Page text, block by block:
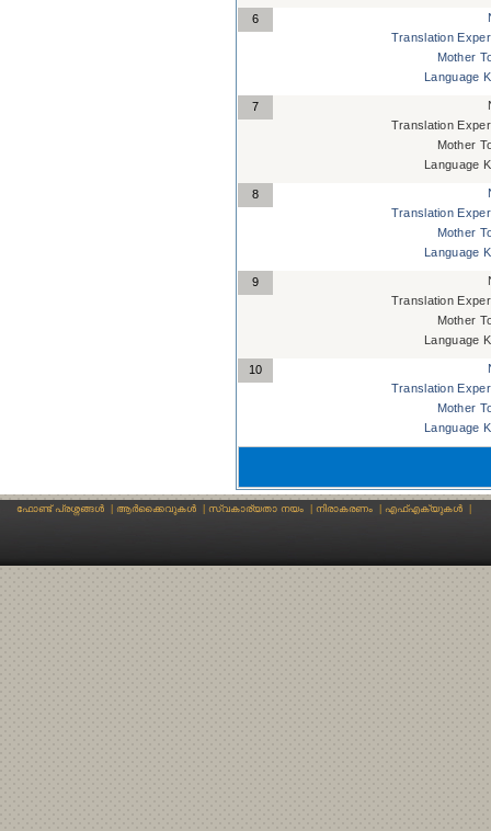
6
Translation
Mother
Language
7
Translation
Mother
Language
8
Translation
Mother
Language
9
Translation
Mother
Language
10
Translation
Mother
Language
ഫോണ്ട് പ്രശ്നങ്ങള്‍ ആര്‍ക്കൈവുകള്‍ സ്വകാര്യതാ നയം നിരാകരണം എഫ്എക്യുകള്‍